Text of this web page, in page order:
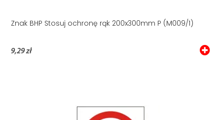
Znak BHP Stosuj ochronę rąk 200x300mm P (M009/1)
9,29 zł